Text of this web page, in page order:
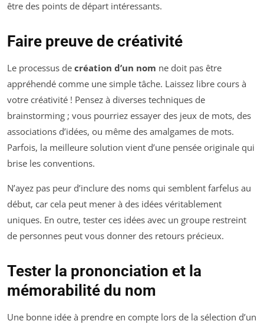
être des points de départ intéressants.
Faire preuve de créativité
Le processus de création d’un nom ne doit pas être
appréhendé comme une simple tâche. Laissez libre cours à
votre créativité ! Pensez à diverses techniques de
brainstorming ; vous pourriez essayer des jeux de mots, des
associations d’idées, ou même des amalgames de mots.
Parfois, la meilleure solution vient d’une pensée originale qui
brise les conventions.
N’ayez pas peur d’inclure des noms qui semblent farfelus au
début, car cela peut mener à des idées véritablement
uniques. En outre, tester ces idées avec un groupe restreint
de personnes peut vous donner des retours précieux.
Tester la prononciation et la
mémorabilité du nom
Une bonne idée à prendre en compte lors de la sélection d’un